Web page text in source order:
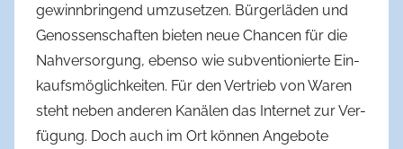
gewinnbringend umzusetzen. Bürgerläden und
Genossenschaften bieten neue Chancen für die
Nahversorgung, ebenso wie subventionierte Ein-
kaufsmöglichkeiten. Für den Vertrieb von Waren
steht neben anderen Kanälen das Internet zur Ver-
fügung. Doch auch im Ort können Angebote